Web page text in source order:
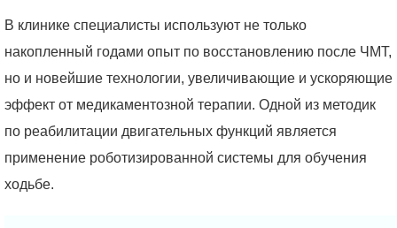
В клинике специалисты используют не только
накопленный годами опыт по восстановлению после ЧМТ,
но и новейшие технологии, увеличивающие и ускоряющие
эффект от медикаментозной терапии. Одной из методик
по реабилитации двигательных функций является
применение роботизированной системы для обучения
ходьбе.